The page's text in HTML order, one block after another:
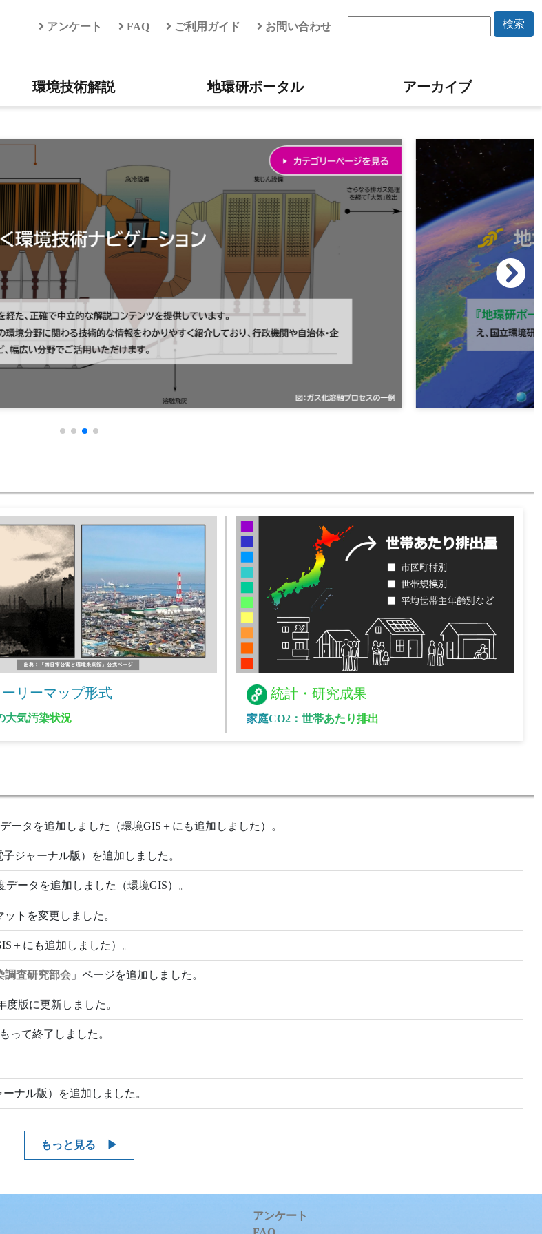
アンケート FAQ ご利用ガイド お問い合わせ 検索
環境技術解説 地環研ポータル アーカイブ
ーリーマップ形式
大気汚染状況
統計・研究成果
家庭CO2：世帯あたり排出
データを追加しました（環境GIS＋にも追加しました）。
ジャーナル版）を追加しました。
データを追加しました（環境GIS）。
トを変更しました。
＋にも追加しました）。
調査研究部会 」ページを追加しました。
度版に更新しました。
って終了しました。
ナル版）を追加しました。
もっと見る
アンケート